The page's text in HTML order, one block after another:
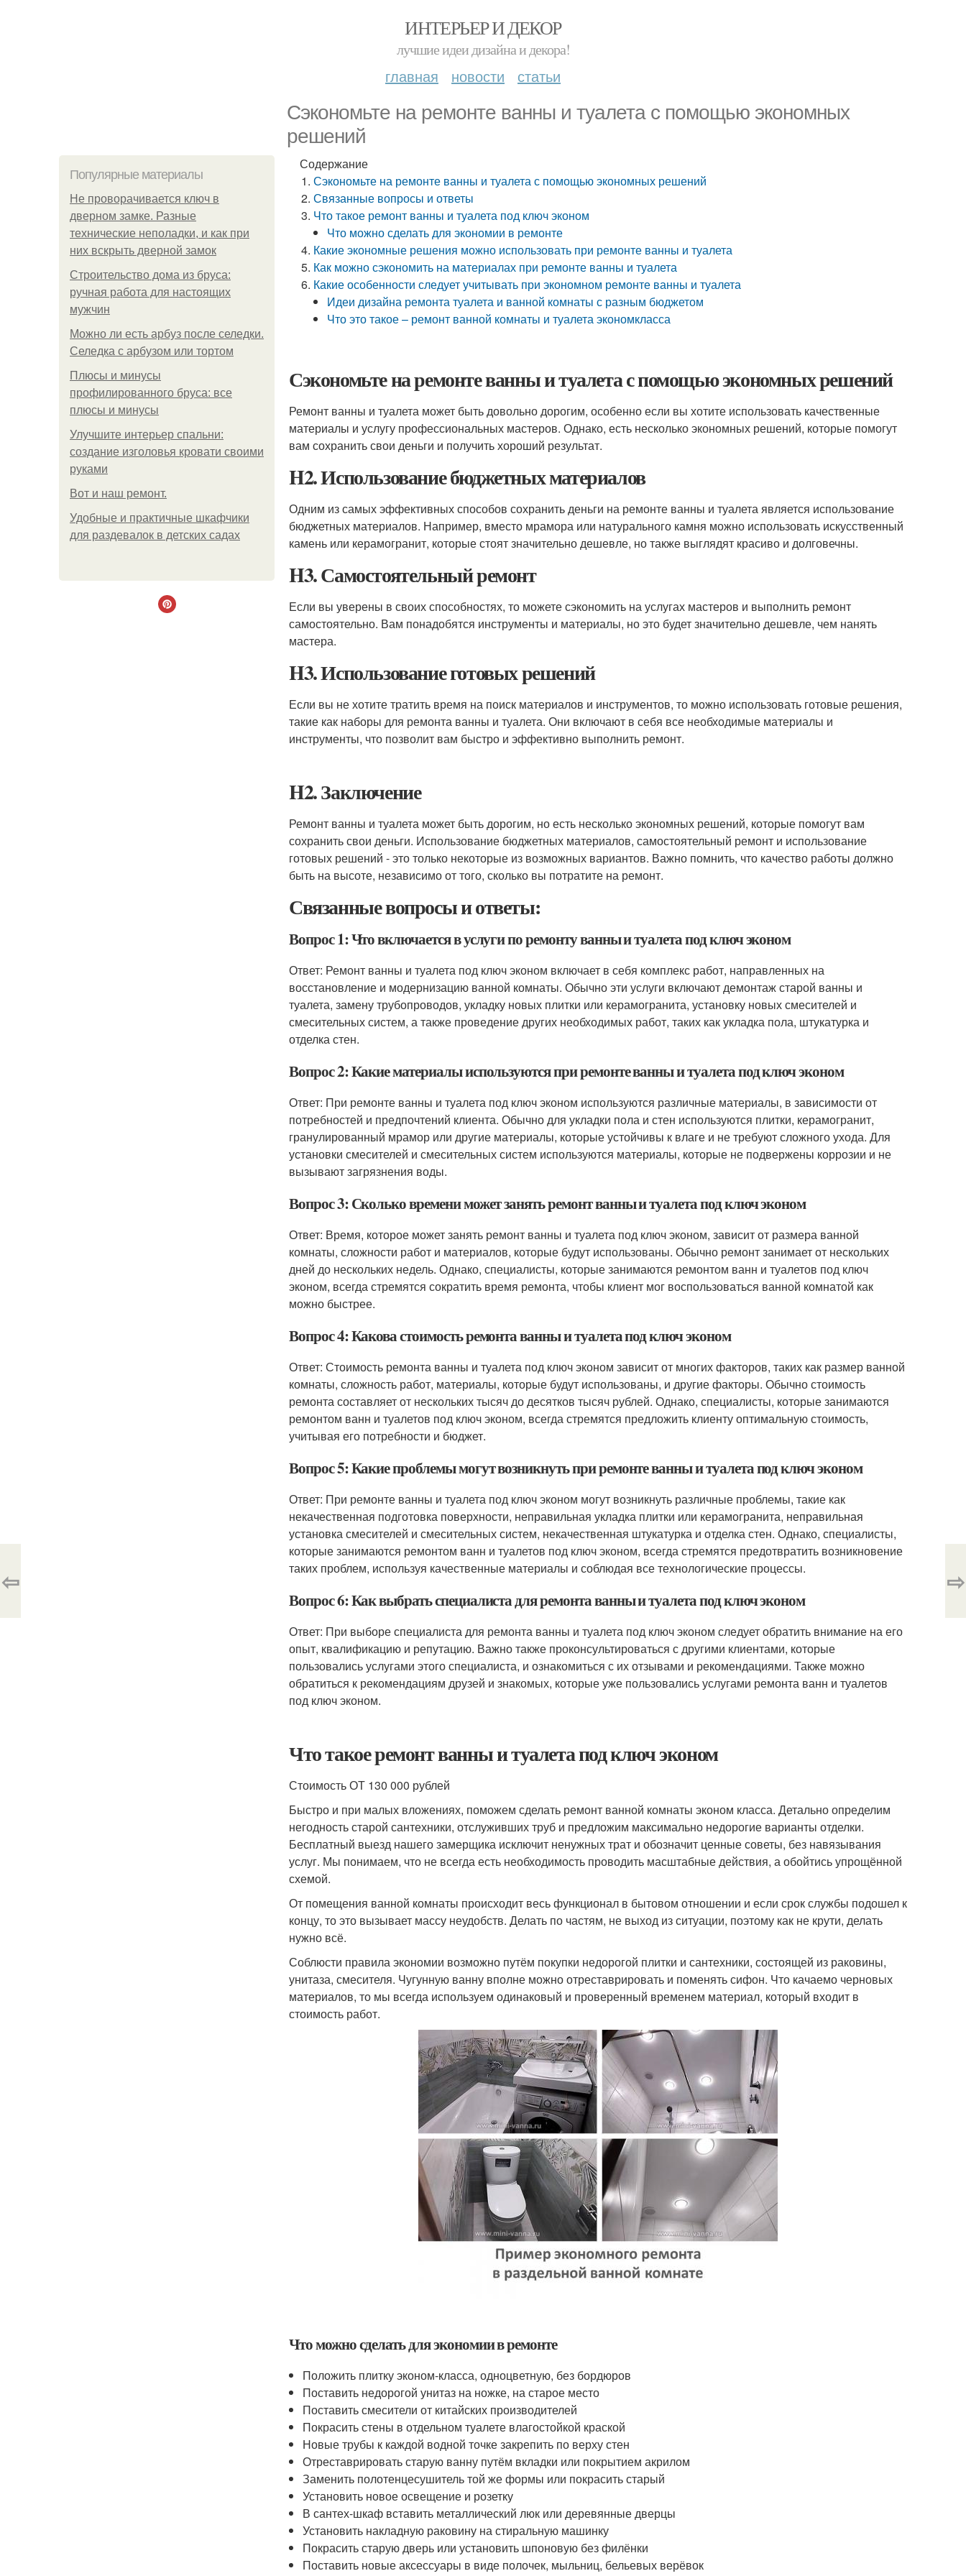
ИНТЕРЬЕР И ДЕКОР
лучшие идеи дизайна и декора!
главная новости статьи
Сэкономьте на ремонте ванны и туалета с помощью экономных
решений
Популярные материалы
Не проворачивается ключ в
дверном замке. Разные
технические неполадки, и как при
них вскрыть дверной замок
Строительство дома из бруса:
ручная работа для настоящих
мужчин
Можно ли есть арбуз после селедки.
Селедка с арбузом или тортом
Плюсы и минусы
профилированного бруса: все
плюсы и минусы
Улучшите интерьер спальни:
создание изголовья кровати своими
руками
Boт и наш ремoнт.
Удобные и практичные шкафчики
для раздевалок в детских садах
Содержание
Сэкономьте на ремонте ванны и туалета с помощью экономных решений
Связанные вопросы и ответы
Что такое ремонт ванны и туалета под ключ эконом
Что можно сделать для экономии в ремонте
Какие экономные решения можно использовать при ремонте ванны и туалета
Как можно сэкономить на материалах при ремонте ванны и туалета
Какие особенности следует учитывать при экономном ремонте ванны и туалета
Идеи дизайна ремонта туалета и ванной комнаты с разным бюджетом
Что это такое – ремонт ванной комнаты и туалета экономкласса
Сэкономьте на ремонте ванны и туалета с помощью экономных решений
Ремонт ванны и туалета может быть довольно дорогим, особенно если вы хотите использовать качественные
материалы и услугу профессиональных мастеров. Однако, есть несколько экономных решений, которые помогут
вам сохранить свои деньги и получить хороший результат.
H2. Использование бюджетных материалов
Одним из самых эффективных способов сохранить деньги на ремонте ванны и туалета является использование
бюджетных материалов. Например, вместо мрамора или натурального камня можно использовать искусственный
камень или керамогранит, которые стоят значительно дешевле, но также выглядят красиво и долговечны.
H3. Самостоятельный ремонт
Если вы уверены в своих способностях, то можете сэкономить на услугах мастеров и выполнить ремонт
самостоятельно. Вам понадобятся инструменты и материалы, но это будет значительно дешевле, чем нанять
мастера.
H3. Использование готовых решений
Если вы не хотите тратить время на поиск материалов и инструментов, то можно использовать готовые решения,
такие как наборы для ремонта ванны и туалета. Они включают в себя все необходимые материалы и
инструменты, что позволит вам быстро и эффективно выполнить ремонт.
H2. Заключение
Ремонт ванны и туалета может быть дорогим, но есть несколько экономных решений, которые помогут вам
сохранить свои деньги. Использование бюджетных материалов, самостоятельный ремонт и использование
готовых решений - это только некоторые из возможных вариантов. Важно помнить, что качество работы должно
быть на высоте, независимо от того, сколько вы потратите на ремонт.
Связанные вопросы и ответы:
Вопрос 1: Что включается в услуги по ремонту ванны и туалета под ключ эконом
Ответ: Ремонт ванны и туалета под ключ эконом включает в себя комплекс работ, направленных на
восстановление и модернизацию ванной комнаты. Обычно эти услуги включают демонтаж старой ванны и
туалета, замену трубопроводов, укладку новых плитки или керамогранита, установку новых смесителей и
смесительных систем, а также проведение других необходимых работ, таких как укладка пола, штукатурка и
отделка стен.
Вопрос 2: Какие материалы используются при ремонте ванны и туалета под ключ эконом
Ответ: При ремонте ванны и туалета под ключ эконом используются различные материалы, в зависимости от
потребностей и предпочтений клиента. Обычно для укладки пола и стен используются плитки, керамогранит,
гранулированный мрамор или другие материалы, которые устойчивы к влаге и не требуют сложного ухода. Для
установки смесителей и смесительных систем используются материалы, которые не подвержены коррозии и не
вызывают загрязнения воды.
Вопрос 3: Сколько времени может занять ремонт ванны и туалета под ключ эконом
Ответ: Время, которое может занять ремонт ванны и туалета под ключ эконом, зависит от размера ванной
комнаты, сложности работ и материалов, которые будут использованы. Обычно ремонт занимает от нескольких
дней до нескольких недель. Однако, специалисты, которые занимаются ремонтом ванн и туалетов под ключ
эконом, всегда стремятся сократить время ремонта, чтобы клиент мог воспользоваться ванной комнатой как
можно быстрее.
Вопрос 4: Какова стоимость ремонта ванны и туалета под ключ эконом
Ответ: Стоимость ремонта ванны и туалета под ключ эконом зависит от многих факторов, таких как размер ванной
комнаты, сложность работ, материалы, которые будут использованы, и другие факторы. Обычно стоимость
ремонта составляет от нескольких тысяч до десятков тысяч рублей. Однако, специалисты, которые занимаются
ремонтом ванн и туалетов под ключ эконом, всегда стремятся предложить клиенту оптимальную стоимость,
учитывая его потребности и бюджет.
Вопрос 5: Какие проблемы могут возникнуть при ремонте ванны и туалета под ключ эконом
Ответ: При ремонте ванны и туалета под ключ эконом могут возникнуть различные проблемы, такие как
некачественная подготовка поверхности, неправильная укладка плитки или керамогранита, неправильная
установка смесителей и смесительных систем, некачественная штукатурка и отделка стен. Однако, специалисты,
которые занимаются ремонтом ванн и туалетов под ключ эконом, всегда стремятся предотвратить возникновение
таких проблем, используя качественные материалы и соблюдая все технологические процессы.
Вопрос 6: Как выбрать специалиста для ремонта ванны и туалета под ключ эконом
Ответ: При выборе специалиста для ремонта ванны и туалета под ключ эконом следует обратить внимание на его
опыт, квалификацию и репутацию. Важно также проконсультироваться с другими клиентами, которые
пользовались услугами этого специалиста, и ознакомиться с их отзывами и рекомендациями. Также можно
обратиться к рекомендациям друзей и знакомых, которые уже пользовались услугами ремонта ванн и туалетов
под ключ эконом.
Что такое ремонт ванны и туалета под ключ эконом
Стоимость ОТ 130 000 рублей
Быстро и при малых вложениях, поможем сделать ремонт ванной комнаты эконом класса. Детально определим
негодность старой сантехники, отслуживших труб и предложим максимально недорогие варианты отделки.
Бесплатный выезд нашего замерщика исключит ненужных трат и обозначит ценные советы, без навязывания
услуг. Мы понимаем, что не всегда есть необходимость проводить масштабные действия, а обойтись упрощённой
схемой.
От помещения ванной комнаты происходит весь функционал в бытовом отношении и если срок службы подошел к
концу, то это вызывает массу неудобств. Делать по частям, не выход из ситуации, поэтому как не крути, делать
нужно всё.
Соблюсти правила экономии возможно путём покупки недорогой плитки и сантехники, состоящей из раковины,
унитаза, смесителя. Чугунную ванну вполне можно отреставрировать и поменять сифон. Что качаемо черновых
материалов, то мы всегда используем одинаковый и проверенный временем материал, который входит в
стоимость работ.
Что можно сделать для экономии в ремонте
Положить плитку эконом-класса, одноцветную, без бордюров
Поставить недорогой унитаз на ножке, на старое место
Поставить смесители от китайских производителей
Покрасить стены в отдельном туалете влагостойкой краской
Новые трубы к каждой водной точке закрепить по верху стен
Отреставрировать старую ванну путём вкладки или покрытием акрилом
Заменить полотенцесушитель той же формы или покрасить старый
Установить новое освещение и розетку
В сантех-шкаф вставить металлический люк или деревянные дверцы
Установить накладную раковину на стиральную машинку
Покрасить старую дверь или установить шпоновую без филёнки
Поставить новые аксессуары в виде полочек, мыльниц, бельевых верёвок
⇦ ⇨